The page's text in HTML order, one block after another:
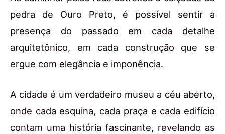
pedra de Ouro Preto, é possível sentir a
presença do passado em cada detalhe
arquitetônico, em cada construção que se
ergue com elegância e imponência.
A cidade é um verdadeiro museu a céu aberto,
onde cada esquina, cada praça e cada edifício
contam uma história fascinante, revelando as